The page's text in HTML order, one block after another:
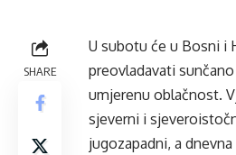
SHARE
U subotu će u Bosni i
preovladavati
umjerenu oblačnost.
sjeverni i
jugozapadni, a